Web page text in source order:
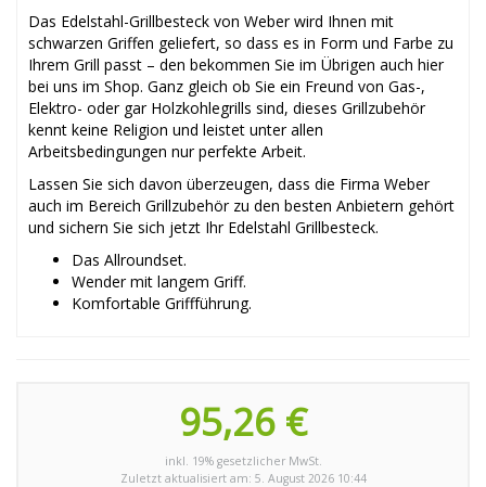
Das Edelstahl-Grillbesteck von Weber wird Ihnen mit
schwarzen Griffen geliefert, so dass es in Form und Farbe zu
Ihrem Grill passt – den bekommen Sie im Übrigen auch hier
bei uns im Shop. Ganz gleich ob Sie ein Freund von Gas-,
Elektro- oder gar Holzkohlegrills sind, dieses Grillzubehör
kennt keine Religion und leistet unter allen
Arbeitsbedingungen nur perfekte Arbeit.
Lassen Sie sich davon überzeugen, dass die Firma Weber
auch im Bereich Grillzubehör zu den besten Anbietern gehört
und sichern Sie sich jetzt Ihr Edelstahl Grillbesteck.
Das Allroundset.
Wender mit langem Griff.
Komfortable Griffführung.
95,26 €
inkl. 19% gesetzlicher MwSt.
Zuletzt aktualisiert am: 5. August 2026 10:44